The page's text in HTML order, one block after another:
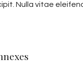
Nulla vitae